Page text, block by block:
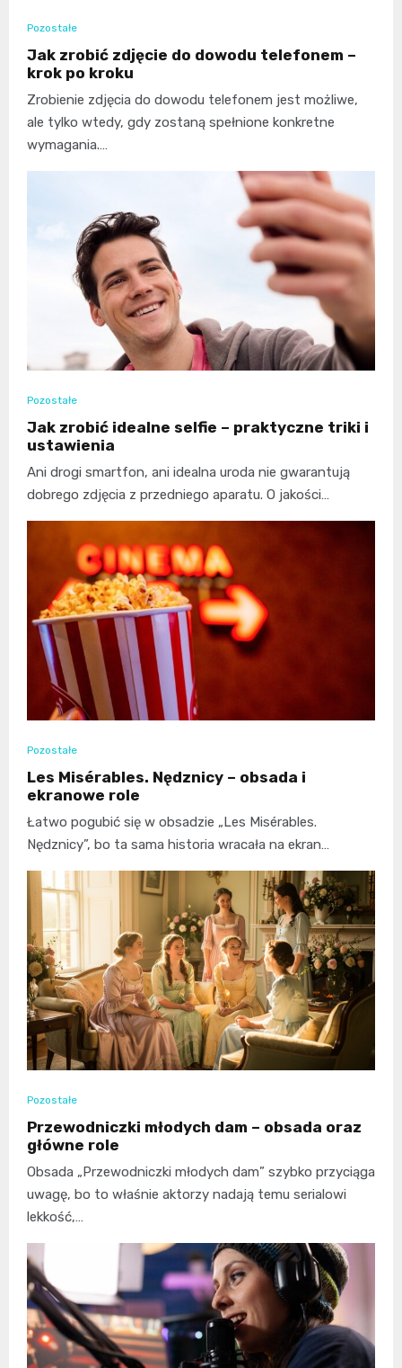
Pozostałe
Jak zrobić zdjęcie do dowodu telefonem –
krok po kroku
Zrobienie zdjęcia do dowodu telefonem jest możliwe,
ale tylko wtedy, gdy zostaną spełnione konkretne
wymagania.…
Pozostałe
Jak zrobić idealne selfie – praktyczne triki i
ustawienia
Ani drogi smartfon, ani idealna uroda nie gwarantują
dobrego zdjęcia z przedniego aparatu. O jakości…
Pozostałe
Les Misérables. Nędznicy – obsada i
ekranowe role
Łatwo pogubić się w obsadzie „Les Misérables.
Nędznicy”, bo ta sama historia wracała na ekran…
Pozostałe
Przewodniczki młodych dam – obsada oraz
główne role
Obsada „Przewodniczki młodych dam” szybko przyciąga
uwagę, bo to właśnie aktorzy nadają temu serialowi
lekkość,…